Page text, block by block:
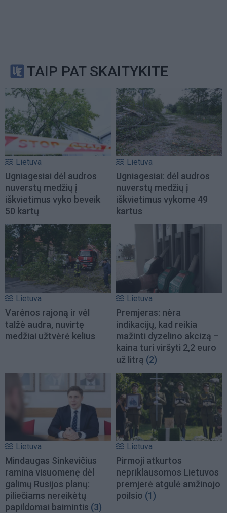
TAIP PAT SKAITYKITE
Lietuva
Ugniagesiai dėl audros
nuverstų medžių į
iškvietimus vyko beveik
50 kartų
Lietuva
Ugniagesiai: dėl audros
nuverstų medžių į
iškvietimus vykome 49
kartus
Lietuva
Varėnos rajoną ir vėl
talžė audra, nuvirtę
medžiai užtvėrė kelius
Lietuva
Premjeras: nėra
indikacijų, kad reikia
mažinti dyzelino akcizą –
kaina turi viršyti 2,2 euro
už litrą (2)
Lietuva
Mindaugas Sinkevičius
ramina visuomenę dėl
galimų Rusijos planų:
piliečiams nereikėtų
papildomai baimintis (3)
Lietuva
Pirmoji atkurtos
nepriklausomos Lietuvos
premjerė atgulė amžinojo
poilsio (1)